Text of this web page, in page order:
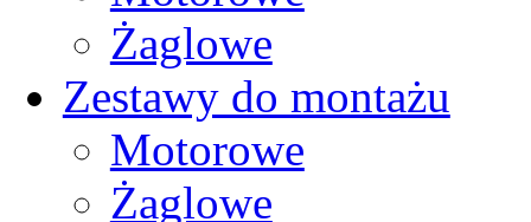
Żaglowe
Zestawy do montażu
Motorowe
Żaglowe